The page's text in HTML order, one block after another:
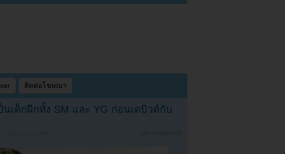
ติดต่อโฆษณา
นเด็กฝึกทั้ง SM และ YG ก่อนเดบิวต์กับ
NO COMMENTS